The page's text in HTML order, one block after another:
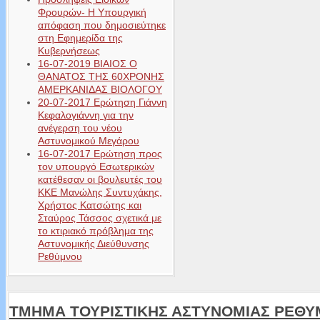
Φρουρών- Η Υπουργική
απόφαση που δημοσιεύτηκε
στη Εφημερίδα της
Κυβερνήσεως
16-07-2019 ΒΙΑΙΟΣ Ο
ΘΑΝΑΤΟΣ ΤΗΣ 60ΧΡΟΝΗΣ
ΑΜΕΡΚΑΝΙΔΑΣ ΒΙΟΛΟΓΟΥ
20-07-2017 Ερώτηση Γιάννη
Κεφαλογιάννη για την
ανέγερση του νέου
Αστυνομικού Μεγάρου
16-07-2017 Ερώτηση προς
τον υπουργό Εσωτερικών
κατέθεσαν οι βουλευτές του
ΚΚΕ Μανώλης Συντυχάκης,
Χρήστος Κατσώτης και
Σταύρος Τάσσος σχετικά με
το κτιριακό πρόβλημα της
Αστυνομικής Διεύθυνσης
Ρεθύμνου
ΤΜΗΜΑ ΤΟΥΡΙΣΤΙΚΗΣ ΑΣΤΥΝΟΜΙΑΣ